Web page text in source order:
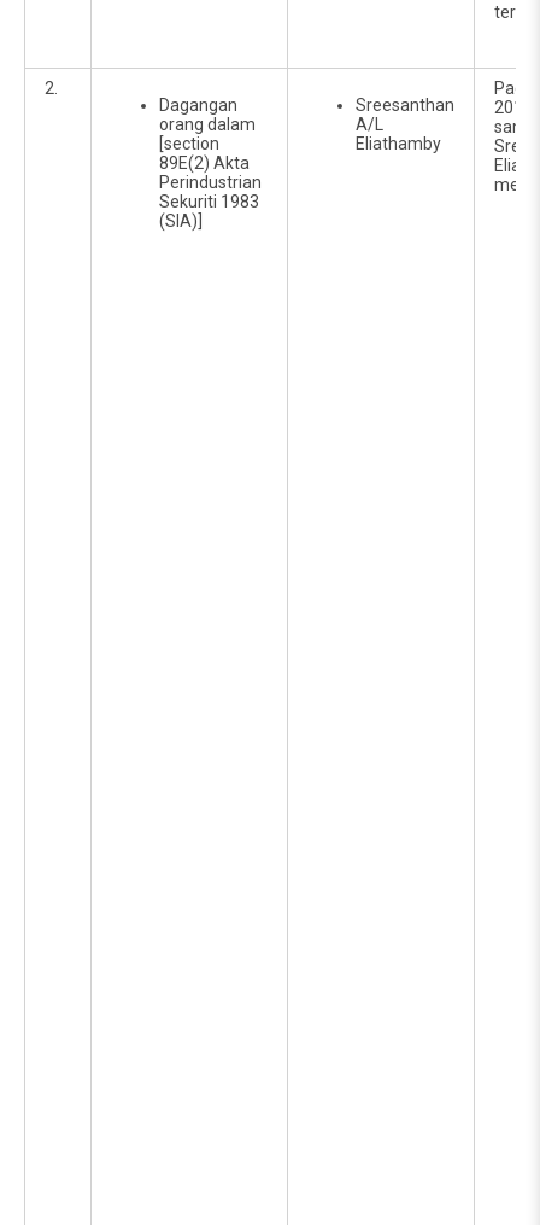
2.
Dagangan
orang dalam
[section
89E(2) Akta
Perindustrian
Sekuriti 1983
(SIA)]
Sreesanthan
A/L
Eliathamby
Pada